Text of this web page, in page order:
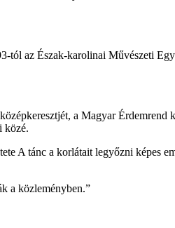
az Észak-karolinai Művészeti
a Magyar Érdemrend
közé.
A tánc a korlátait legyőzni képes
a közleményben.”